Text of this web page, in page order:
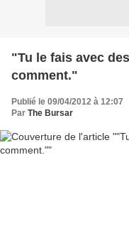
"Tu le fais avec
comment."
Publié le 09/04/2012 à 12:07
Par The Bursar